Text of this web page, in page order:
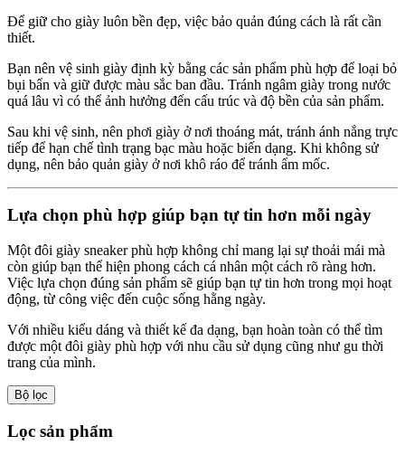
Để giữ cho giày luôn bền đẹp, việc bảo quản đúng cách là rất cần
thiết.
Bạn nên vệ sinh giày định kỳ bằng các sản phẩm phù hợp để loại bỏ
bụi bẩn và giữ được màu sắc ban đầu. Tránh ngâm giày trong nước
quá lâu vì có thể ảnh hưởng đến cấu trúc và độ bền của sản phẩm.
Sau khi vệ sinh, nên phơi giày ở nơi thoáng mát, tránh ánh nắng trực
tiếp để hạn chế tình trạng bạc màu hoặc biến dạng. Khi không sử
dụng, nên bảo quản giày ở nơi khô ráo để tránh ẩm mốc.
Lựa chọn phù hợp giúp bạn tự tin hơn mỗi ngày
Một đôi giày sneaker phù hợp không chỉ mang lại sự thoải mái mà
còn giúp bạn thể hiện phong cách cá nhân một cách rõ ràng hơn.
Việc lựa chọn đúng sản phẩm sẽ giúp bạn tự tin hơn trong mọi hoạt
động, từ công việc đến cuộc sống hằng ngày.
Với nhiều kiểu dáng và thiết kế đa dạng, bạn hoàn toàn có thể tìm
được một đôi giày phù hợp với nhu cầu sử dụng cũng như gu thời
trang của mình.
Bộ lọc
Lọc sản phẩm